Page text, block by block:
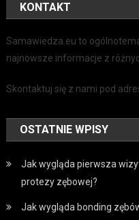
KONTAKT
Samawiedza.eu to
najnowsze informacje z
Skontaktuj się z nami pod
OSTATNIE WPISY
Jak wygląda pierwsza
protezy zębowej?
Jak wygląda bonding